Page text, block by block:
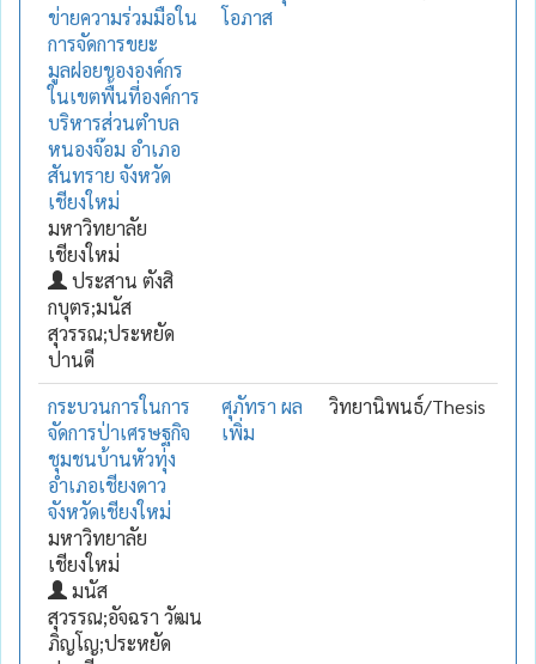
ข่ายความร่วมมือใน
การจัดการขยะ
มูลฝอยขององค์กร
ในเขตพื้นที่องค์การ
บริหารส่วนตำบล
หนองจ๊อม อำเภอ
สันทราย จังหวัด
เชียงใหม่
มหาวิทยาลัย
เชียงใหม่
ประสาน ตังสิ
กบุตร;มนัส
สุวรรณ;ประหยัด
ปานดี
โอภาส
กระบวนการในการ
จัดการป่าเศรษฐกิจ
ชุมชนบ้านหัวทุ่ง
อำเภอเชียงดาว
จังหวัดเชียงใหม่
มหาวิทยาลัย
เชียงใหม่
มนัส
สุวรรณ;อัจฉรา วัฒน
ภิญโญ;ประหยัด
ศุภัทรา ผล
เพิ่ม
วิทยานิพนธ์/Thesis